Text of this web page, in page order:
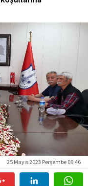
25 Mayıs 2023 Perşembe 09:46